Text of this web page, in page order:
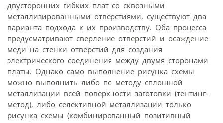
двусторонних гибких плат со сквозными
металлизированными отверстиями, существуют два
варианта подхода к их производству. Оба процесса
предусматривают сверление отверстий и осаждение
меди на стенки отверстий для создания
электрического соединения между двумя сторонами
платы. Однако само выполнение рисунка схемы
можно выполнить либо по методу сплошной
металлизации всей поверхности заготовки (тентинг-
метод), либо селективной металлизации только
рисунка схемы (комбинированный позитивный